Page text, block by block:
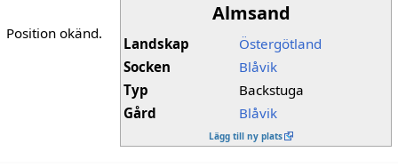
Almsand
Landskap
Östergötland
Socken
Blåvik
Typ
Backstuga
Gård
Blåvik
Lägg till ny plats
Position okänd.